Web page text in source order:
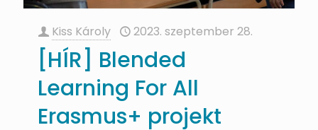
Kiss Károly 2023. szeptember 28.
[HÍR] Blended
Learning For All
Erasmus+ projekt